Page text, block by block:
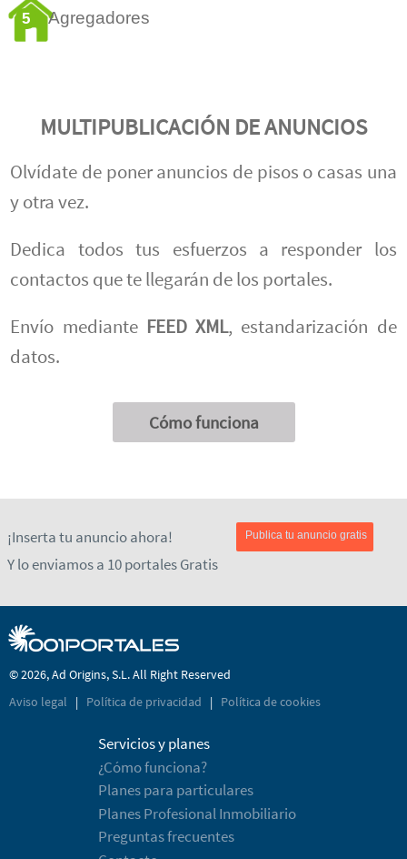
5 Agregadores
MULTIPUBLICACIÓN DE ANUNCIOS
Olvídate de poner anuncios de pisos o casas una
y otra vez.
Dedica todos tus esfuerzos a responder los
contactos que te llegarán de los portales.
Envío mediante FEED XML, estandarización de
datos.
Cómo funciona
¡Inserta tu anuncio ahora!
Y lo enviamos a 10 portales Gratis
Publica tu anuncio gratis
© 2026, Ad Origins, S.L. All Right Reserved
Aviso legal
| Política de privacidad | Política de cookies
Servicios y planes
¿Cómo funciona?
Planes para particulares
Planes Profesional Inmobiliario
Preguntas frecuentes